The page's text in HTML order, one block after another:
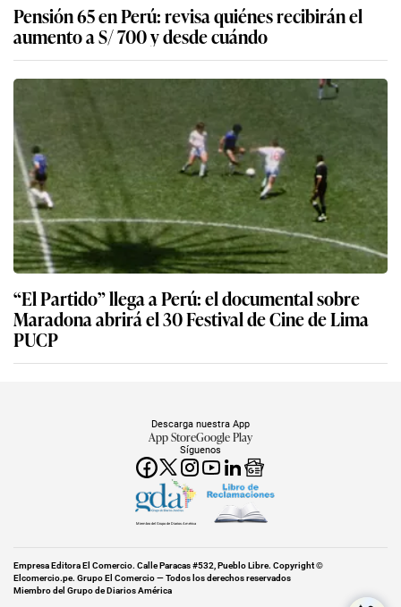
Pensión 65 en Perú: revisa quiénes recibirán el
aumento a S/ 700 y desde cuándo
“El Partido” llega a Perú: el documental sobre
Maradona abrirá el 30 Festival de Cine de Lima
PUCP
Síguenos
Descarga nuestra App
App StoreGoogle Play
Miembro del Grupo de Diarios América
Empresa Editora El Comercio. Calle Paracas #532, Pueblo Libre. Copyright ©
Elcomercio.pe. Grupo El Comercio — Todos los derechos reservados
Miembro del Grupo de Diarios América